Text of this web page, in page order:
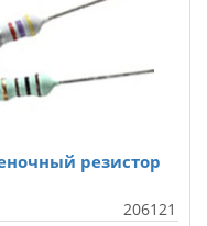
резистор
206121